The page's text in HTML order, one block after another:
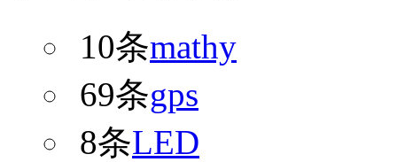
10条mathy
69条gps
8条LED